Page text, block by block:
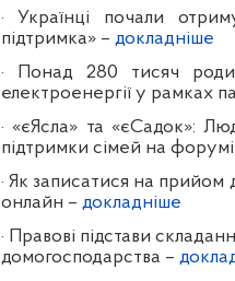
· Українці почали
підтримка» – докладніше
· Понад 280 тисяч
електроенергії у рамках
·«єЯсла» та «єСадок»:
підтримки сімей на форумі
· Як записатися на прийом
онлайн – докладніше
· Правові підстави
домогосподарства –